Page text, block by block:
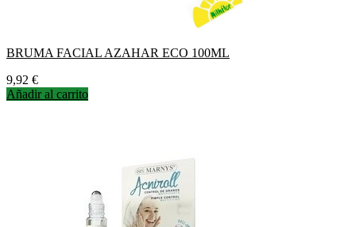
BRUMA FACIAL AZAHAR ECO 100ML
Precio
9,92 €
Añadir al carrito